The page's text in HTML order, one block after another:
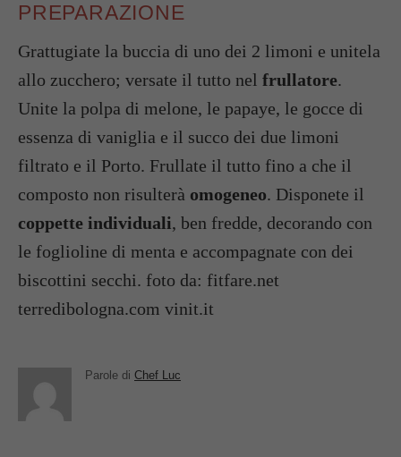
PREPARAZIONE
Grattugiate la buccia di uno dei 2 limoni e unitela
allo zucchero; versate il tutto nel frullatore.
Unite la polpa di melone, le papaye, le gocce di
essenza di vaniglia e il succo dei due limoni
filtrato e il Porto. Frullate il tutto fino a che il
composto non risulterà omogeneo. Disponete il
coppette individuali, ben fredde, decorando con
le foglioline di menta e accompagnate con dei
biscottini secchi. foto da: fitfare.net
terredibologna.com vinit.it
Parole di Chef Luc